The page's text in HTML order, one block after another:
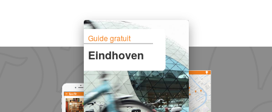
Guide gratuit
Eindhoven